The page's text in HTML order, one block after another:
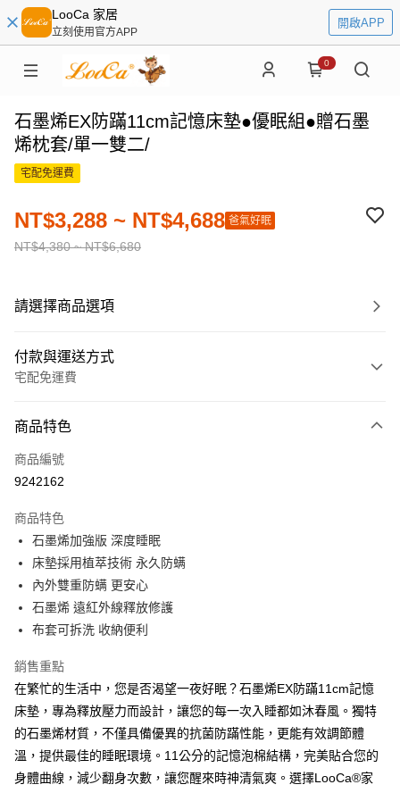
LooCa 家居
立刻使用官方APP
開啟APP
0
石墨烯EX防蹣11cm記憶床墊●優眠組●贈石墨
烯枕套/單一雙二/
宅配免運費
NT$4,380 ~ NT$6,680
NT$3,288 ~ NT$4,688 爸氣好眠
請選擇商品選項
付款與運送方式
宅配免運費
信用卡一次付款
信用卡分期付款
合作金庫商業銀行
華南商業銀行
上海商業儲蓄銀行
國泰世華商業銀行
臺灣中小企業銀行
匯豐（台灣）商業銀行
聯邦商業銀行
元大商業銀行
台新國際商業銀行
中國信託商業銀行
台灣樂天信用卡公司
LINE Pay
Apple Pay
街口支付
悠遊付
Google Pay
ATM付款
運送方式
宅配
商品特色
商品編號
9242162
商品特色
石墨烯加強版 深度睡眠
床墊採用植萃技術 永久防螨
內外雙重防螨 更安心
石墨烯 遠紅外線釋放修護
布套可拆洗 收納便利
銷售重點
在繁忙的生活中，您是否渴望一夜好眠？石墨烯EX防蹣11cm記憶
床墊，專為釋放壓力而設計，讓您的每一次入睡都如沐春風。獨特
的石墨烯材質，不僅具備優異的抗菌防蹣性能，更能有效調節體
溫，提供最佳的睡眠環境。11公分的記憶泡棉結構，完美貼合您的
身體曲線，減少翻身次數，讓您醒來時神清氣爽。選擇LooCa®家